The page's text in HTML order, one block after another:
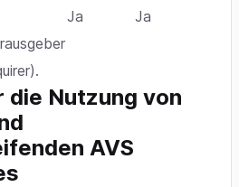
Ja Ja
die Nutzung von
AVS